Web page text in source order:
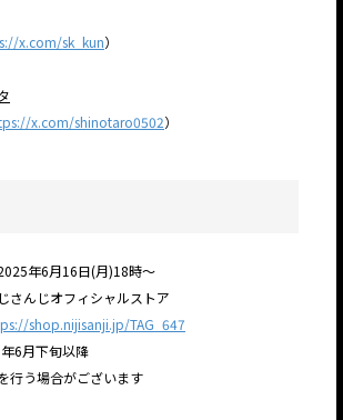
x.com/sk_kun）
x.com/shinotaro0502）
年6月16日(月)18時～
さんじオフィシャルストア
shop.nijisanji.jp/TAG_647
6月下旬以降
行う場合がございます